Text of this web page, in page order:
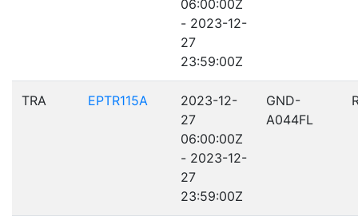
06:00:00Z
- 2023-12-
27
23:59:00Z
TRA EPTR115A
2023-12-
27
06:00:00Z
- 2023-12-
27
23:59:00Z
GND-
A044FL